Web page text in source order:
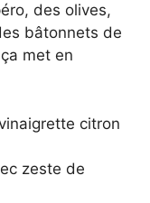
des olives,
bâtonnets de
met en
citron
zeste de